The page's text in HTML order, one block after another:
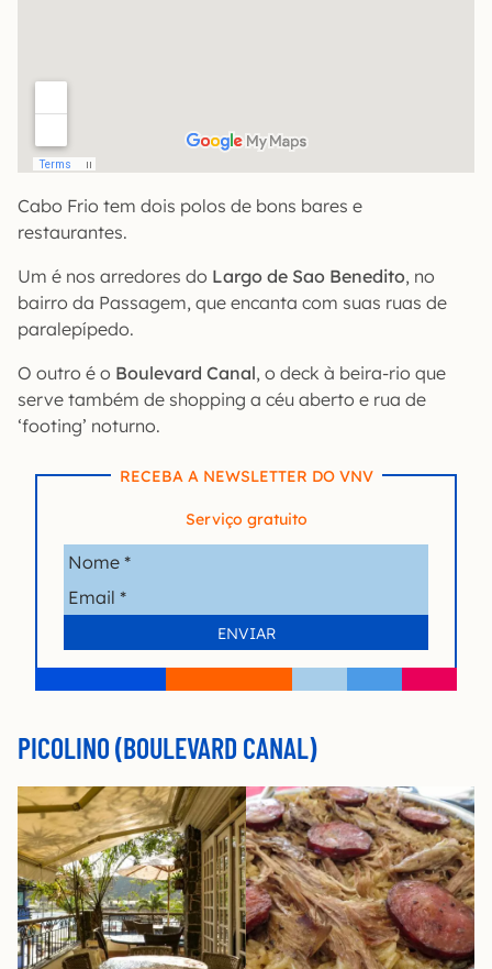
Cabo Frio tem dois polos de bons bares e
restaurantes.
Um é nos arredores do Largo de Sao Benedito, no
bairro da Passagem, que encanta com suas ruas de
paralepípedo.
O outro é o Boulevard Canal, o deck à beira-rio que
serve também de shopping a céu aberto e rua de
‘footing’ noturno.
RECEBA A NEWSLETTER DO VNV
Serviço gratuito
PICOLINO (BOULEVARD CANAL)